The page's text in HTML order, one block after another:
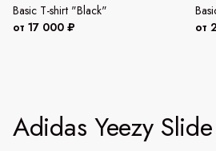
Basic T-shirt "Black"
от 17 000 ₽
от
Adidas Yeezy Slide